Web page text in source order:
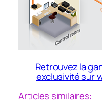
Retrouvez la
exclusivité sur
Articles similaires: